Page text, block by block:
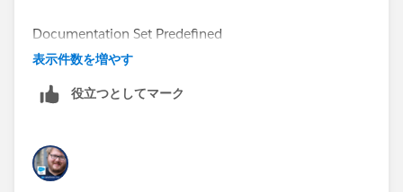
Documentation Set Predefined
Field Values for Quick Action Fields
https://help.salesforce.com/articleView?
https://help.salesforce.com/articleView?
id=predefined_field_values.htm&type=5
表示件数を増やす
役立つとしてマーク